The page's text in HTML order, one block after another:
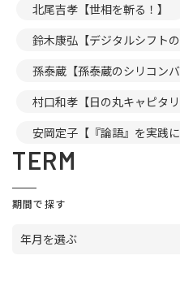
北尾吉孝【世相を斬る！】
鈴木康弘【デジタルシフトの
孫泰蔵【孫泰蔵のシリコン
村口和孝【日の丸キャピタリ
安岡定子【『論語』を実践に
TERM
期間で探す
年月を選ぶ